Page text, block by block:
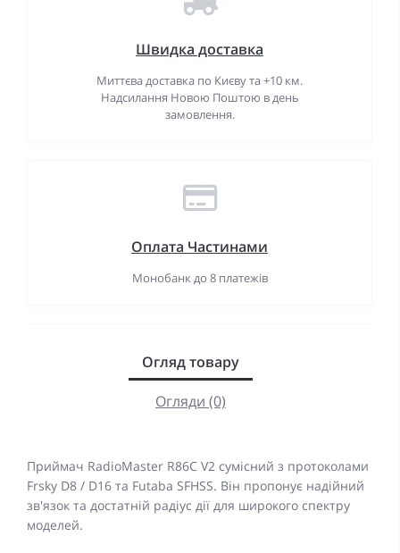
Швидка доставка
Миттєва доставка по Києву та +10 км.
Надсилання Новою Поштою в день
замовлення.
Оплата Частинами
Монобанк до 8 платежів
Огляд товару
Огляди (0)
Приймач RadioMaster R86C V2 сумісний з протоколами
Frsky D8 / D16 та Futaba SFHSS. Він пропонує надійний
зв'язок та достатній радіус дії для широкого спектру
моделей.